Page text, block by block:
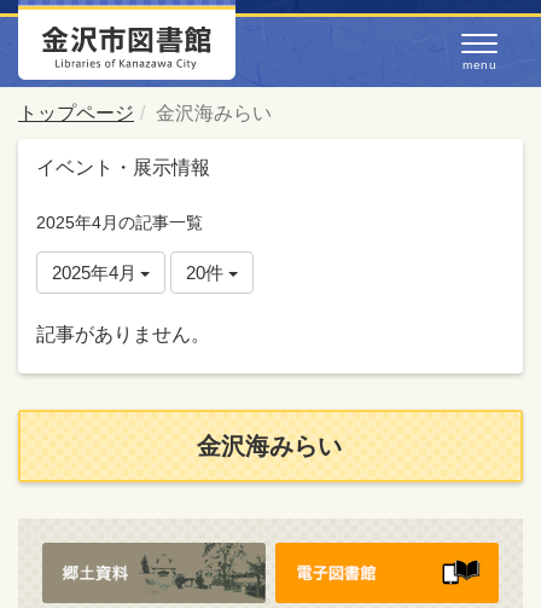
トップページ 金沢海みらい
イベント・展示情報
2025年4月の記事一覧
2025年4月 20件
記事がありません。
金沢海みらい